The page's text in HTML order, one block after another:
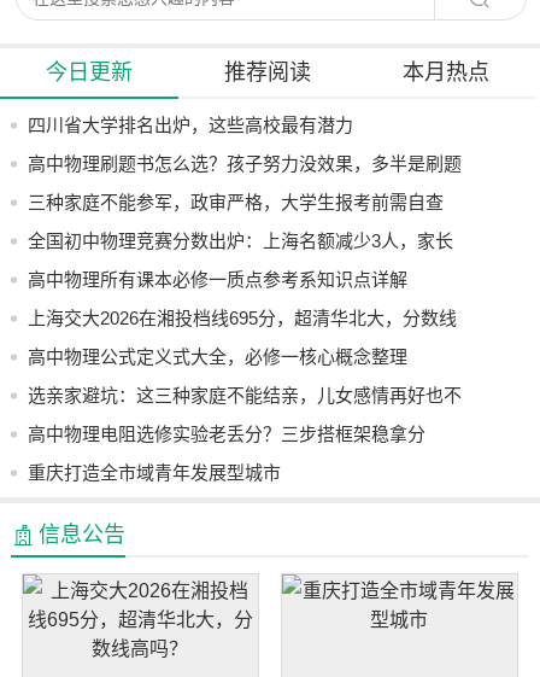
今日更新 推荐阅读 本月热点
四川省大学排名出炉，这些高校最有潜力
2026-08-07
高中物理刷题书怎么选？孩子努力没效果，多半是刷题
方法错了
三种家庭不能参军，政审严格，大学生报考前需自查
2026-08-07
全国初中物理竞赛分数出炉：上海名额减少3人，家长
直呼没想到
高中物理所有课本必修一质点参考系知识点详解
2026-08-07
上海交大2026在湘投档线695分，超清华北大，分数线
高吗？
高中物理公式定义式大全，必修一核心概念整理
2026-08-07
选亲家避坑：这三种家庭不能结亲，儿女感情再好也不
行
高中物理电阻选修实验老丢分？三步搭框架稳拿分
重庆打造全市域青年发展型城市
信息公告